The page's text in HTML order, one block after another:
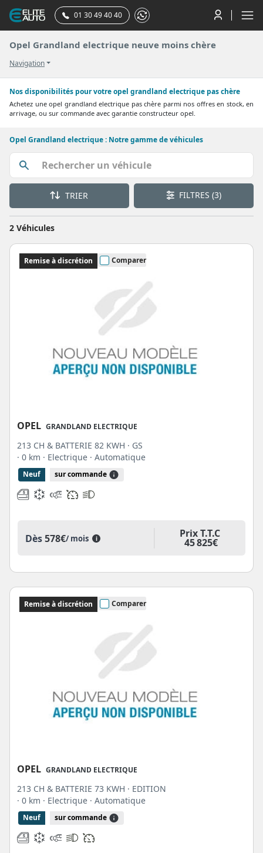
01 30 49 40 40
Opel Grandland electrique neuve moins chère
Navigation
Nos disponibilités pour votre opel grandland electrique pas chère
Achetez une opel grandland electrique pas chère parmi nos offres en stock, en
arrivage, ou sur commande avec garantie constructeur opel.
Opel Grandland electrique : Notre gamme de véhicules
TRIER FILTRES(3)
2 Véhicules
Remise à discrétion Comparer
OPEL GRANDLAND ELECTRIQUE
213 CH & BATTERIE 82 KWH · GS
· 0 km · Electrique · Automatique
Neuf sur commande
Dès578€/ mois i Prix T.T.C
45 825€
Remise à discrétion Comparer
OPEL GRANDLAND ELECTRIQUE
213 CH & BATTERIE 73 KWH · EDITION
· 0 km · Electrique · Automatique
Neuf sur commande